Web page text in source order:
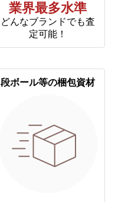
業界最多水準
どんなブランドでも査
定可能！
段ボール等の梱包資材